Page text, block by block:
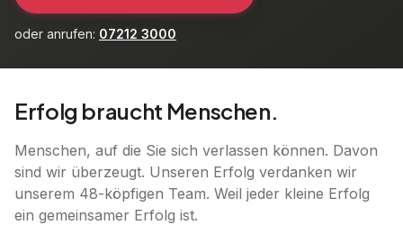
oder anrufen: 07212 3000
Erfolg braucht Menschen.
Menschen, auf die Sie sich verlassen können. Davon
sind wir überzeugt. Unseren Erfolg verdanken wir
unserem 48-köpfigen Team. Weil jeder kleine Erfolg
ein gemeinsamer Erfolg ist.